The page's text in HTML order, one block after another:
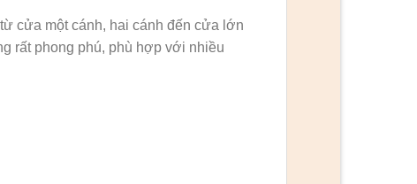
cửa một cánh, hai cánh đến cửa lớn
rất phong phú, phù hợp với nhiều